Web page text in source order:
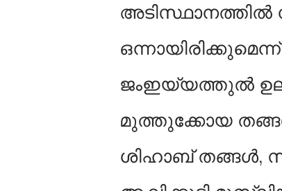
അടിസ്ഥാനത്തില്‍
ജംഇയ്യത്തുല്‍
മുത്തുക്കോയ
ശിഹാബ് തങ്ങള്‍,